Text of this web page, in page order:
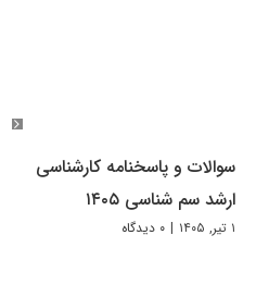
سوالات و پاسخنامه کارشناسی
ارشد سم شناسی ۱۴۰۵
۱ تیر, ۱۴۰۵ | ۰ دیدگاه